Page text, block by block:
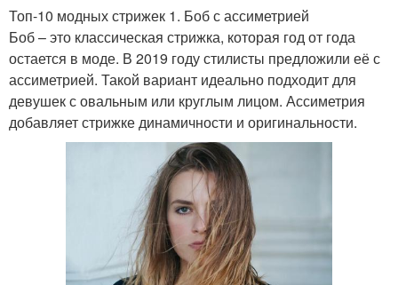
Топ-10 модных стрижек 1. Боб с ассиметрией
Боб – это классическая стрижка, которая год от года
остается в моде. В 2019 году стилисты предложили её с
ассиметрией. Такой вариант идеально подходит для
девушек с овальным или круглым лицом. Ассиметрия
добавляет стрижке динамичности и оригинальности.